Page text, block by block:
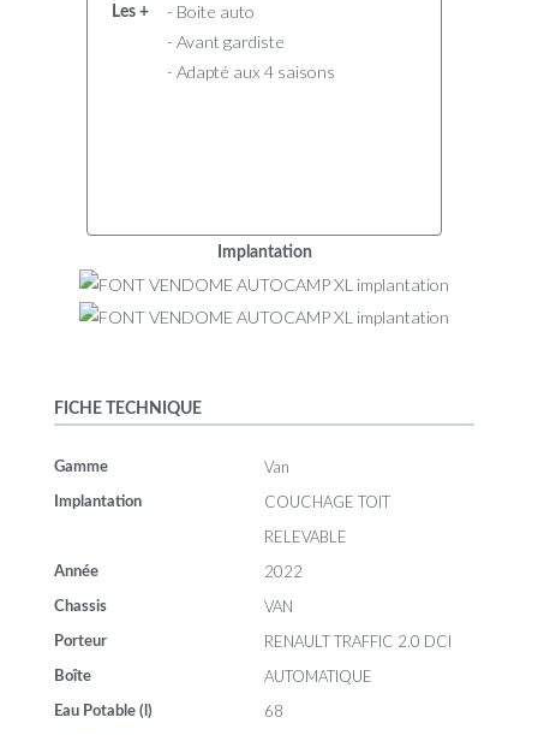
Les +
- Boite auto
- Avant gardiste
- Adapté aux 4 saisons
Implantation
FICHE TECHNIQUE
Gamme Van
Implantation
COUCHAGE TOIT
RELEVABLE
Année 2022
Chassis VAN
Porteur RENAULT TRAFFIC 2.0 DCI
Boîte AUTOMATIQUE
Eau Potable (l) 68